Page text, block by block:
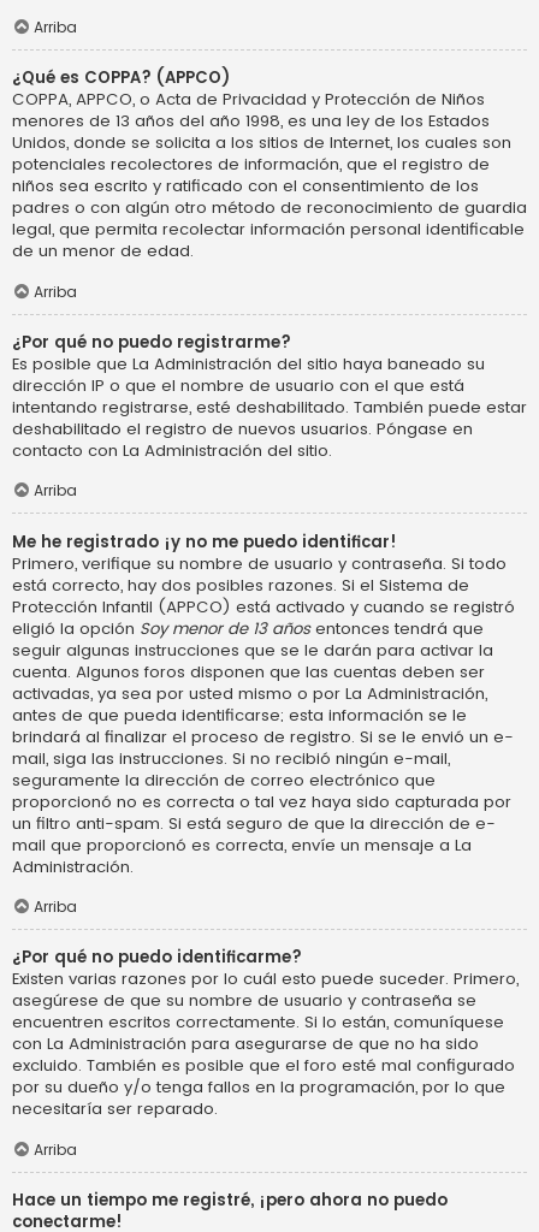
Arriba
¿Qué es COPPA? (APPCO)
COPPA, APPCO, o Acta de Privacidad y Protección de Niños
menores de 13 años del año 1998, es una ley de los Estados
Unidos, donde se solicita a los sitios de Internet, los cuales son
potenciales recolectores de información, que el registro de
niños sea escrito y ratificado con el consentimiento de los
padres o con algún otro método de reconocimiento de guardia
legal, que permita recolectar información personal identificable
de un menor de edad.
Arriba
¿Por qué no puedo registrarme?
Es posible que La Administración del sitio haya baneado su
dirección IP o que el nombre de usuario con el que está
intentando registrarse, esté deshabilitado. También puede estar
deshabilitado el registro de nuevos usuarios. Póngase en
contacto con La Administración del sitio.
Arriba
Me he registrado ¡y no me puedo identificar!
Primero, verifique su nombre de usuario y contraseña. Si todo
está correcto, hay dos posibles razones. Si el Sistema de
Protección Infantil (APPCO) está activado y cuando se registró
eligió la opción Soy menor de 13 añosentonces tendrá que
seguir algunas instrucciones que se le darán para activar la
cuenta. Algunos foros disponen que las cuentas deben ser
activadas, ya sea por usted mismo o por La Administración,
antes de que pueda identificarse; esta información se le
brindará al finalizar el proceso de registro. Si se le envió un e-
mail, siga las instrucciones. Si no recibió ningún e-mail,
seguramente la dirección de correo electrónico que
proporcionó no es correcta o tal vez haya sido capturada por
un filtro anti-spam. Si está seguro de que la dirección de e-
mail que proporcionó es correcta, envíe un mensaje a La
Administración.
Arriba
¿Por qué no puedo identificarme?
Existen varias razones por lo cuál esto puede suceder. Primero,
asegúrese de que su nombre de usuario y contraseña se
encuentren escritos correctamente. Si lo están, comuníquese
con La Administración para asegurarse de que no ha sido
excluido. También es posible que el foro esté mal configurado
por su dueño y/o tenga fallos en la programación, por lo que
necesitaría ser reparado.
Arriba
Hace un tiempo me registré, ¡pero ahora no puedo
conectarme!